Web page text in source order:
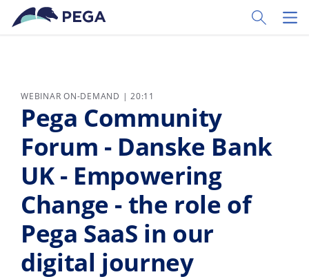
Vai direttamente al contenuto principale
Toggle
WEBINAR ON-DEMAND | 20:11
Pega Community
Forum - Danske Bank
UK - Empowering
Change - the role of
Pega SaaS in our
digital journey